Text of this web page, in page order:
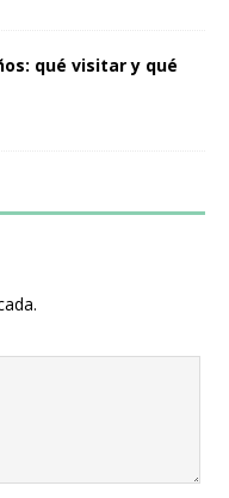
qué visitar y qué